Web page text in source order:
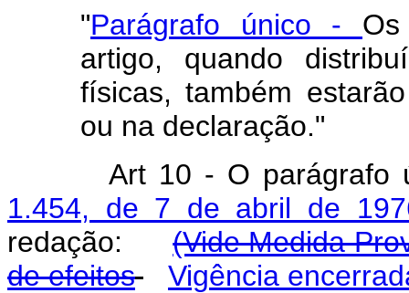
"Parágrafo único -
artigo, quando
físicas, também
ou na declaração."
Art 10 - O parágrafo
1.454, de 7 de abril de
redação:(Vide Medida
de efeitos
Vigência